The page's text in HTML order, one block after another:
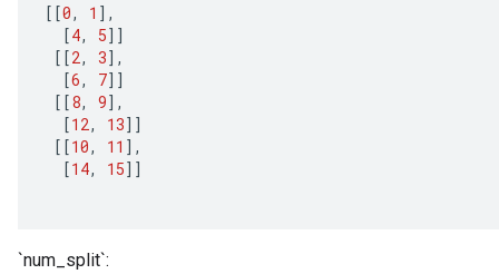
[[0, 1 ] ,
[4, 5]]
[[2, 3] ,
[6, 7]]
[[8, 9] ,
[12, 13]]
[[10, 11 ] ,
[14, 15]]
`num_split`: